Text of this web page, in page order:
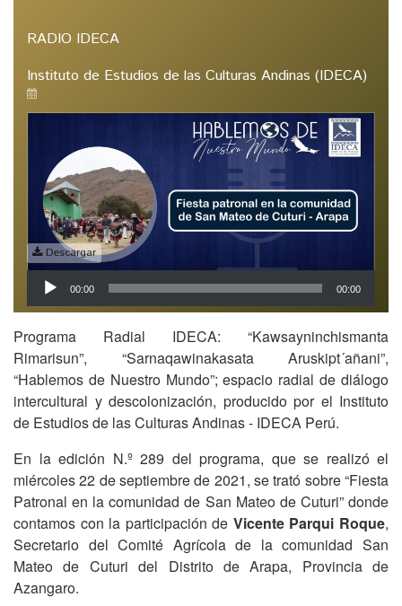
RADIO IDECA
Instituto de Estudios de las Culturas Andinas (IDECA)
Descargar
Reproductor
de
audio
00:00 00:00
Programa Radial IDECA: “Kawsayninchismanta
Rimarisun”, “Sarnaqawinakasata Aruskipt´añani”,
“Hablemos de Nuestro Mundo”; espacio radial de diálogo
intercultural y descolonización, producido por el Instituto
de Estudios de las Culturas Andinas - IDECA Perú.
En la edición N.º 289 del programa, que se realizó el
miércoles 22 de septiembre de 2021, se trató sobre “Fiesta
Patronal en la comunidad de San Mateo de Cuturi” donde
contamos con la participación de Vicente Parqui Roque,
Secretario del Comité Agrícola de la comunidad San
Mateo de Cuturi del Distrito de Arapa, Provincia de
Azangaro.